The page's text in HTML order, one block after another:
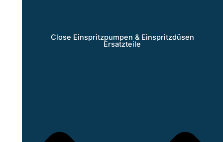
Close Einspritzpumpen & Einspritzdüsen
Ersatzteile